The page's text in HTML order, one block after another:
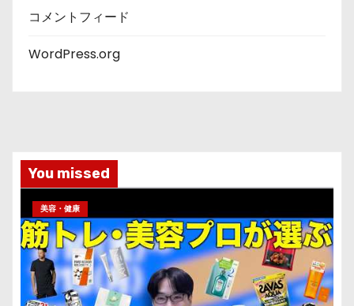
コメントフィード
WordPress.org
You missed
美容・健康